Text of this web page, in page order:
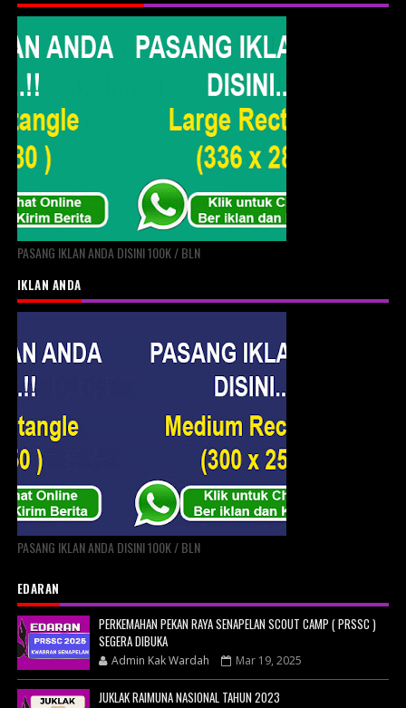
PASANG IKLAN ANDA DISINI 100K / BLN
IKLAN ANDA
PASANG IKLAN ANDA DISINI 100K / BLN
EDARAN
PERKEMAHAN PEKAN RAYA SENAPELAN SCOUT CAMP ( PRSSC )
SEGERA DIBUKA
Admin Kak Wardah Mar 19, 2025
JUKLAK RAIMUNA NASIONAL TAHUN 2023